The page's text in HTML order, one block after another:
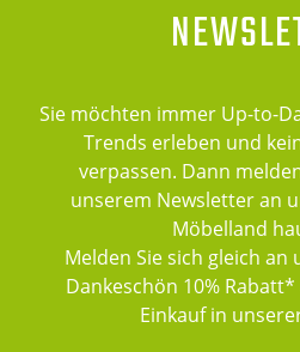
Sie möchten immer Up-to-
Trends erleben und
verpassen. Dann
unserem Newsletter an
Möbelland
Melden Sie sich gleich an
Dankeschön 10%
Einkauf in